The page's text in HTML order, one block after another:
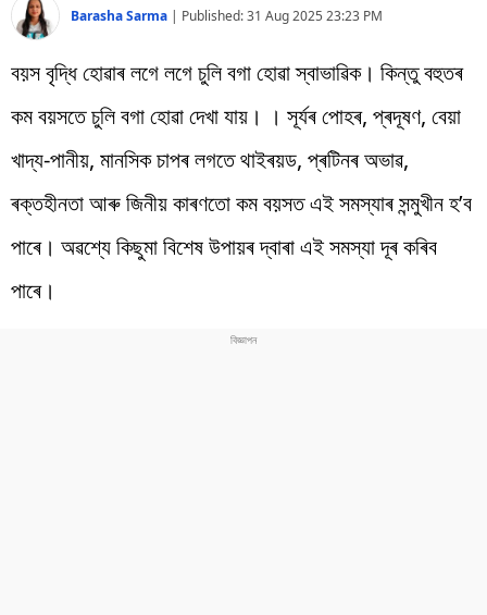
Barasha Sarma | Published:31 Aug 2025 23:23 PM
বয়স বৃদ্ধি হোৱাৰ লগে লগে চুলি বগা হোৱা স্বাভাৱিক। কিন্তু বহুতৰ
কম বয়সতে চুলি বগা হোৱা দেখা যায়। । সূৰ্যৰ পোহৰ, প্ৰদূষণ, বেয়া
খাদ্য-পানীয়, মানসিক চাপৰ লগতে থাইৰয়ড, প্ৰটিনৰ অভাৱ,
ৰক্তহীনতা আৰু জিনীয় কাৰণতো কম বয়সত এই সমস্যাৰ সন্মুখীন হ’ব
পাৰে। অৱশ্যে কিছুমা বিশেষ উপায়ৰ দ্বাৰা এই সমস্যা দূৰ কৰিব
পাৰে।